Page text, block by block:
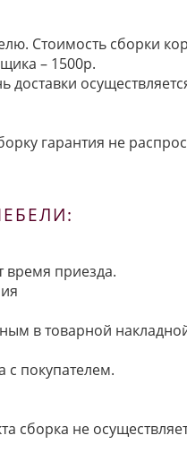
Стоимость сборки
– 1500р.
гарантия не
время приезда.
в товарной
с покупателем.
сборка не